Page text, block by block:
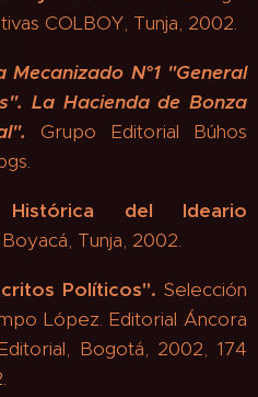
COLBOY, Tunja, 2002.
N°1 "General
La Hacienda de Bonza
. Grupo Editorial Búhos
del Ideario
Tunja, 2002.
Políticos". Selección
López. Editorial Áncora
Bogotá, 2002, 174